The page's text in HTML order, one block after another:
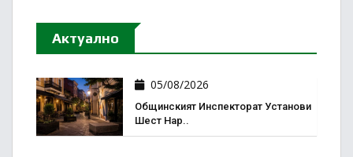
Актуално
05/08/2026
Общинският Инспекторат Установи
Шест Нар..